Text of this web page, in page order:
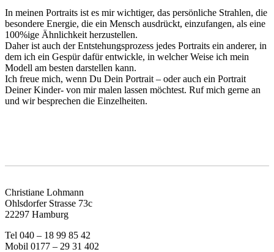
In meinen Portraits ist es mir wichtiger, das persönliche Strahlen, die
besondere Energie, die ein Mensch ausdrückt, einzufangen, als eine
100%ige Ähnlichkeit herzustellen.
Daher ist auch der Entstehungsprozess jedes Portraits ein anderer, in
dem ich ein Gespür dafür entwickle, in welcher Weise ich mein
Modell am besten darstellen kann.
Ich freue mich, wenn Du Dein Portrait – oder auch ein Portrait
Deiner Kinder- von mir malen lassen möchtest. Ruf mich gerne an
und wir besprechen die Einzelheiten.
Christiane Lohmann
Ohlsdorfer Strasse 73c
22297 Hamburg
Tel 040 – 18 99 85 42
Mobil 0177 – 29 31 402